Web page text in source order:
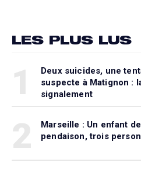
LES PLUS LUS
Deux suicides, une
suspecte à Matignon :
signalement
Marseille : Un enfant
pendaison, trois